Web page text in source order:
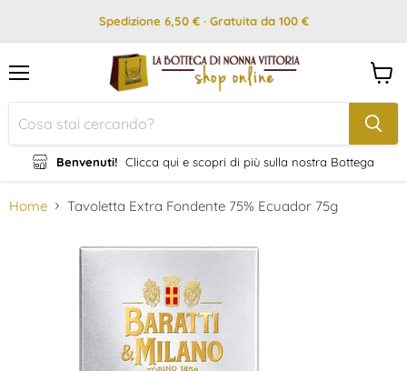
Spedizione 6,50 € · Gratuita da 100 €
Benvenuti! Clicca qui e scopri di più sulla nostra Bottega
il
Home Tavoletta Extra Fondente 75% Ecuador 75g